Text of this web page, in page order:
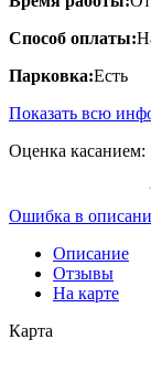
Способ оплаты:
Парковка:Есть
Показать всю
Оценка касанием:
Ошибка в
Описание
Отзывы
На карте
Карта